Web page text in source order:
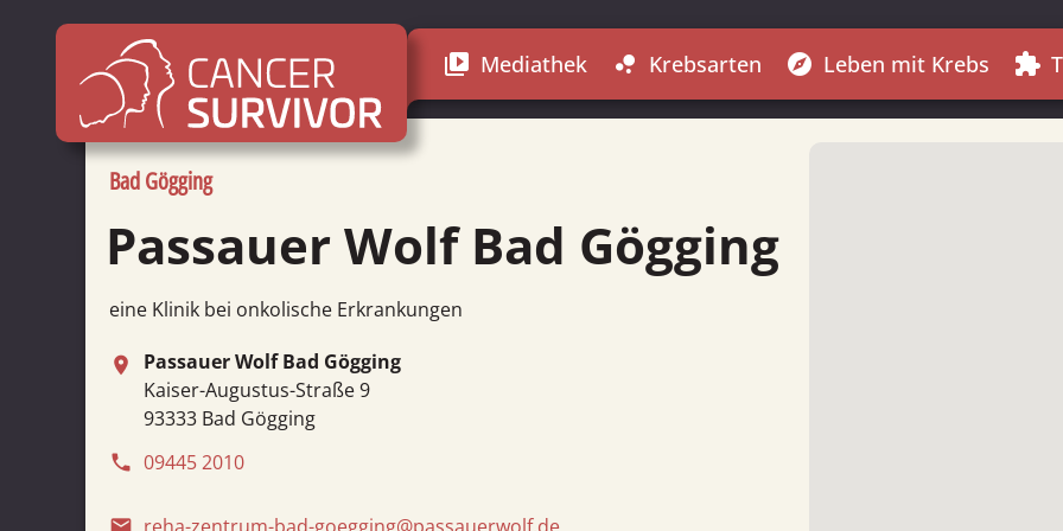
video_library Mediathek bubble_chart Krebsarten explore Leben mit Krebs extension
Bad Gögging
Passauer Wolf Bad Gögging
eine Klinik bei onkolische Erkrankungen
place
Passauer Wolf Bad Gögging
Kaiser-Augustus-Straße 9
93333 Bad Gögging
phone 09445 2010
email